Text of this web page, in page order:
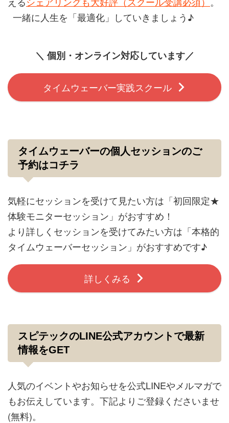
一緒に人生を「最適化」していきましょう♪
＼ 個別・オンライン対応しています／
タイムウェーバー実践スクール
タイムウェーバーの個人セッションのご
予約はコチラ
気軽にセッションを受けて見たい方は「初回限定★
体験モニターセッション」がおすすめ！
より詳しくセッションを受けてみたい方は「本格的
タイムウェーバーセッション」がおすすめです♪
詳しくみる
スピテックのLINE公式アカウントで最新
情報をGET
人気のイベントやお知らせを公式LINEやメルマガで
もお伝えしています。下記よりご登録くださいませ
(無料)。